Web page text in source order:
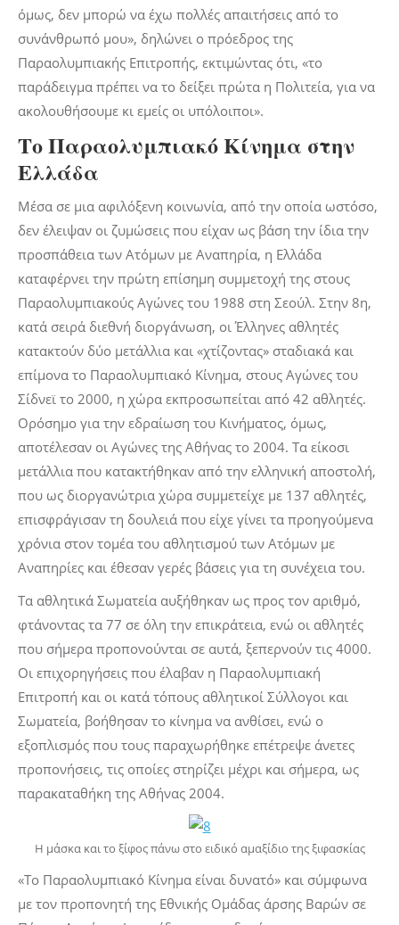
όμως, δεν μπορώ να έχω πολλές απαιτήσεις από το
συνάνθρωπό μου», δηλώνει ο πρόεδρος της
Παραολυμπιακής Επιτροπής, εκτιμώντας ότι, «το
παράδειγμα πρέπει να το δείξει πρώτα η Πολιτεία, για να
ακολουθήσουμε κι εμείς οι υπόλοιποι».
Το Παραολυμπιακό Κίνημα στην
Ελλάδα
Μέσα σε μια αφιλόξενη κοινωνία, από την οποία ωστόσο,
δεν έλειψαν οι ζυμώσεις που είχαν ως βάση την ίδια την
προσπάθεια των Ατόμων με Αναπηρία, η Ελλάδα
καταφέρνει την πρώτη επίσημη συμμετοχή της στους
Παραολυμπιακούς Αγώνες του 1988 στη Σεούλ. Στην 8η,
κατά σειρά διεθνή διοργάνωση, οι Έλληνες αθλητές
κατακτούν δύο μετάλλια και «χτίζοντας» σταδιακά και
επίμονα το Παραολυμπιακό Κίνημα, στους Αγώνες του
Σίδνεϊ το 2000, η χώρα εκπροσωπείται από 42 αθλητές.
Ορόσημο για την εδραίωση του Κινήματος, όμως,
αποτέλεσαν οι Αγώνες της Αθήνας το 2004. Τα είκοσι
μετάλλια που κατακτήθηκαν από την ελληνική αποστολή,
που ως διοργανώτρια χώρα συμμετείχε με 137 αθλητές,
επισφράγισαν τη δουλειά που είχε γίνει τα προηγούμενα
χρόνια στον τομέα του αθλητισμού των Ατόμων με
Αναπηρίες και έθεσαν γερές βάσεις για τη συνέχεια του.
Τα αθλητικά Σωματεία αυξήθηκαν ως προς τον αριθμό,
φτάνοντας τα 77 σε όλη την επικράτεια, ενώ οι αθλητές
που σήμερα προπονούνται σε αυτά, ξεπερνούν τις 4000.
Οι επιχορηγήσεις που έλαβαν η Παραολυμπιακή
Επιτροπή και οι κατά τόπους αθλητικοί Σύλλογοι και
Σωματεία, βοήθησαν το κίνημα να ανθίσει, ενώ ο
εξοπλισμός που τους παραχωρήθηκε επέτρεψε άνετες
προπονήσεις, τις οποίες στηρίζει μέχρι και σήμερα, ως
παρακαταθήκη της Αθήνας 2004.
Η μάσκα και το ξίφος πάνω στο ειδικό αμαξίδιο της ξιφασκίας
«Το Παραολυμπιακό Κίνημα είναι δυνατό» και σύμφωνα
με τον προπονητή της Εθνικής Ομάδας άρσης Βαρών σε